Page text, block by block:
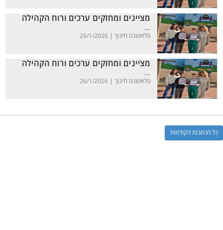
מציינים ומחזקים ערכים ורוח הקהילה
...
פלאשנט חינוך | 26/1/2026
מציינים ומחזקים ערכים ורוח הקהילה
...
פלאשנט חינוך | 26/1/2026
כל הכתבות הקודמות